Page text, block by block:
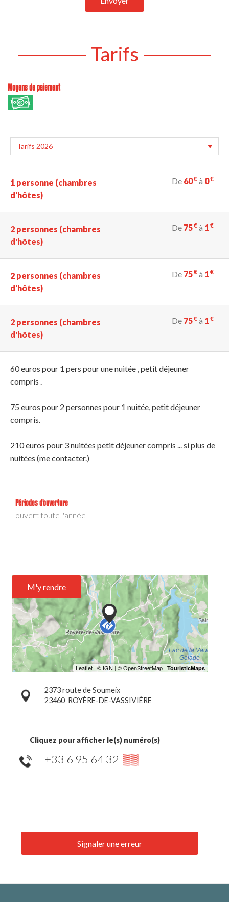
Tarifs
Moyens de paiement
1 personne (chambres
d'hôtes)
De 60€ à 0€
2 personnes (chambres
d'hôtes)
De 75€ à 1 €
2 personnes (chambres
d'hôtes)
De 75€ à 1 €
2 personnes (chambres
d'hôtes)
De 75€ à 1 €
60 euros pour 1 pers pour une nuitée , petit déjeuner
compris .
75 euros pour 2 personnes pour 1 nuitée, petit déjeuner
compris.
210 euros pour 3 nuitées petit déjeuner compris ... si plus de
nuitées (me contacter.)
Périodes d'ouverture
ouvert toute l'année
M'y rendre
2373 route de Soumeix
23460 ROYÈRE-DE-VASSIVIÈRE
Cliquez pour afficher le(s) numéro(s)
+33 6 95 64 32 ▒▒
Signaler une erreur